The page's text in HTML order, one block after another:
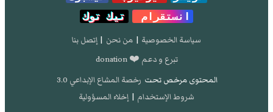
انستقرام
تيك توك
سياسة الخصوصية | من نحن | إتصل بنا
تبرع و دعم ❤️ donation
المحتوى مرخص تحت رخصة المشاع الإبداعي 3.0
شروط الإستخدام | إخلاء المسؤولية